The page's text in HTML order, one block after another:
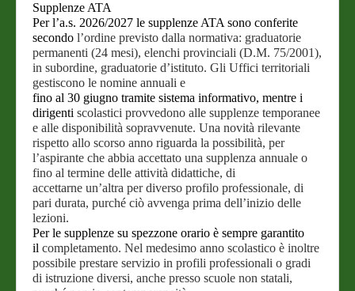
Supplenze ATA
Per l’a.s. 2026/2027 le supplenze ATA sono conferite
secondo l’ordine previsto dalla normativa: graduatorie
permanenti (24 mesi), elenchi provinciali (D.M. 75/2001),
in subordine, graduatorie d’istituto. Gli Uffici territoriali
gestiscono le nomine annuali e
fino al 30 giugno tramite sistema informativo, mentre i
dirigenti scolastici provvedono alle supplenze temporanee
e alle disponibilità sopravvenute. Una novità rilevante
rispetto allo scorso anno riguarda la possibilità, per
l’aspirante che abbia accettato una supplenza annuale o
fino al termine delle attività didattiche, di
accettarne un’altra per diverso profilo professionale, di
pari durata, purché ciò avvenga prima dell’inizio delle
lezioni.
Per le supplenze su spezzone orario è sempre garantito
il completamento. Nel medesimo anno scolastico è inoltre
possibile prestare servizio in profili professionali o gradi
di istruzione diversi, anche presso scuole non statali,